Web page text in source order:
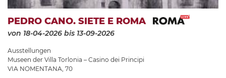
PEDRO CANO. SIETE E ROMA
von 18-04-2026 bis 13-09-2026
Ausstellungen
Museen der Villa Torlonia – Casino dei Principi
VIA NOMENTANA, 70